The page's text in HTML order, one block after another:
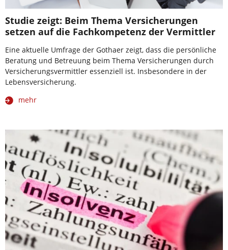
Studie zeigt: Beim Thema Versicherungen
setzen auf die Fachkompetenz der Vermittler
Eine aktuelle Umfrage der Gothaer zeigt, dass die persönliche
Beratung und Betreuung beim Thema Versicherungen durch
Versicherungsvermittler essenziell ist. Insbesondere in der
Lebensversicherung.
mehr